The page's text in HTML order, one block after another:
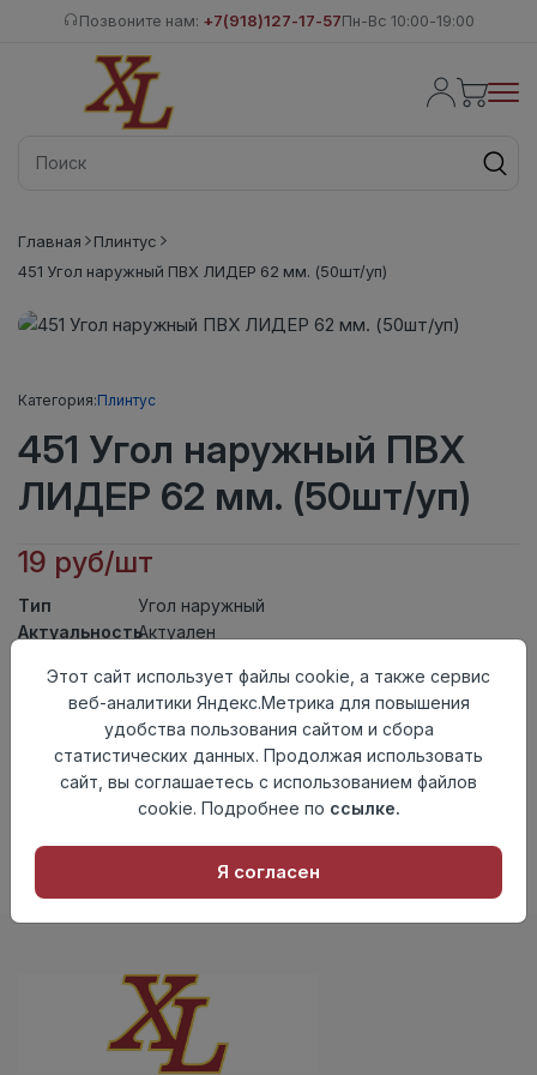
Позвоните нам: +7(918)127-17-57Пн-Вс 10:00-19:00
Главная
Плинтус
451 Угол наружный ПВХ ЛИДЕР 62 мм. (50шт/уп)
Категория:Плинтус
451 Угол наружный ПВХ
ЛИДЕР 62 мм. (50шт/уп)
19 руб/шт
Тип
Угол наружный
АктуальностьАктуален
Осталось63 шт
Добавить в корзину
Внимание! Внешний вид товара может отличаться от
представленного на настоящем сайте. Проверяйте
Этот сайт использует файлы cookie, а также сервис
веб-аналитики Яндекс.Метрика для повышения
удобства пользования сайтом и сбора
статистических данных. Продолжая использовать
сайт, вы соглашаетесь с использованием файлов
cookie. Подробнее по ссылке.
Я согласен